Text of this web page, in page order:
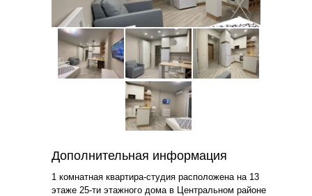
Дополнительная информация
1 комнатная квартира-студия расположена на 13
этаже 25-ти этажного дома в Центральном районе